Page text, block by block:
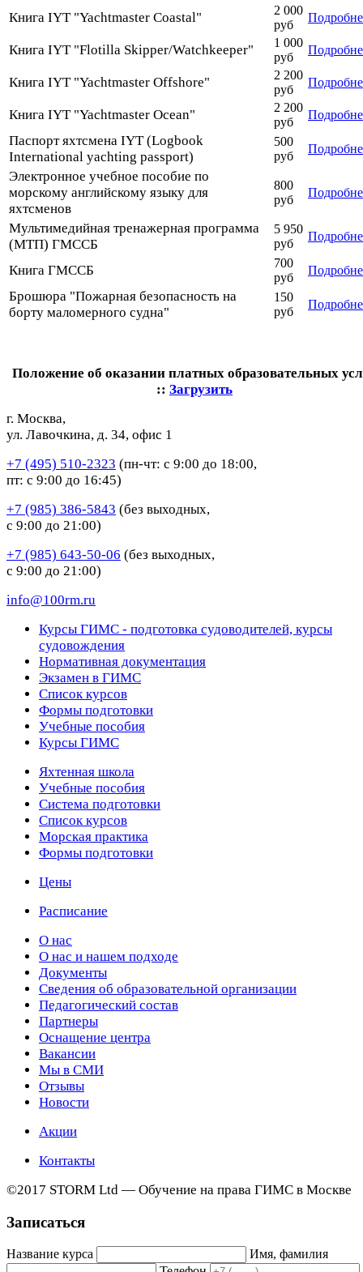
Книга IYT "Yachtmaster Coastal"
2 000
руб
Книга IYT "Flotilla Skipper/Watchkeeper"
1 000
руб
Книга IYT "Yachtmaster Offshore"
2 200
руб
Книга IYT "Yachtmaster Ocean"
2 200
руб
Паспорт яхтcмена IYT (Logbook
International yachting passport)
500
руб
Электронное учебное пособие по
морскому английскому языку для
яхтсменов
800
руб
Мультимедийная тренажерная программа
(МТП) ГМССБ
5 950
руб
Книга ГМССБ
700
руб
Брошюра "Пожарная безопасность на
борту маломерного судна"
150
руб
Положение об оказании платных образовательных
:: Загрузить
г. Москва,
ул. Лавочкина, д. 34, офис 1
+7 (495) 510-2323 (пн-чт: с 9:00 до 18:00,
пт: с 9:00 до 16:45)
+7 (985) 386-5843 (без выходных,
с 9:00 до 21:00)
+7 (985) 643-50-06 (без выходных,
с 9:00 до 21:00)
info@100rm.ru
Курсы ГИМС - подготовка судоводителей, курсы
судовождения
Нормативная документация
Экзамен в ГИМС
Список курсов
Формы подготовки
Учебные пособия
Курсы ГИМС
Яхтенная школа
Учебные пособия
Cистема подготовки
Список курсов
Морская практика
Формы подготовки
Цены
Расписание
О нас
О нас и нашем подходе
Документы
Сведения об образовательной организации
Педагогический состав
Партнеры
Оснащение центра
Вакансии
Мы в СМИ
Отзывы
Новости
Акции
Контакты
©2017 STORM Ltd — Обучение на права ГИМС в Москве
Записаться
Название курса
Имя, фамилия